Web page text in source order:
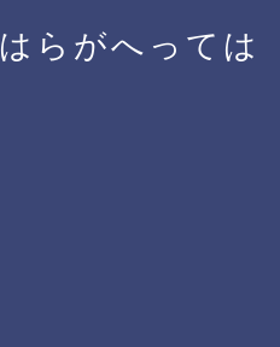
はらがへっては